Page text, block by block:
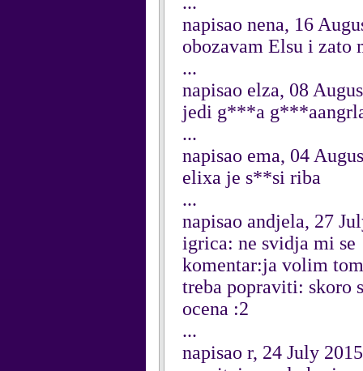
napisao nena, 16
obozavam Elsu i zato
...
napisao elza, 08
jedi g***a
...
napisao ema, 04
elixa je s**si riba
...
napisao andjela, 27
igrica: ne svidja mi se
komentar:ja volim
treba popraviti: skoro
ocena :2
...
napisao r, 24 July 2015